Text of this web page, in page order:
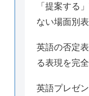
「提案する
ない場面別
英語の否定
る表現を完
英語プレゼ